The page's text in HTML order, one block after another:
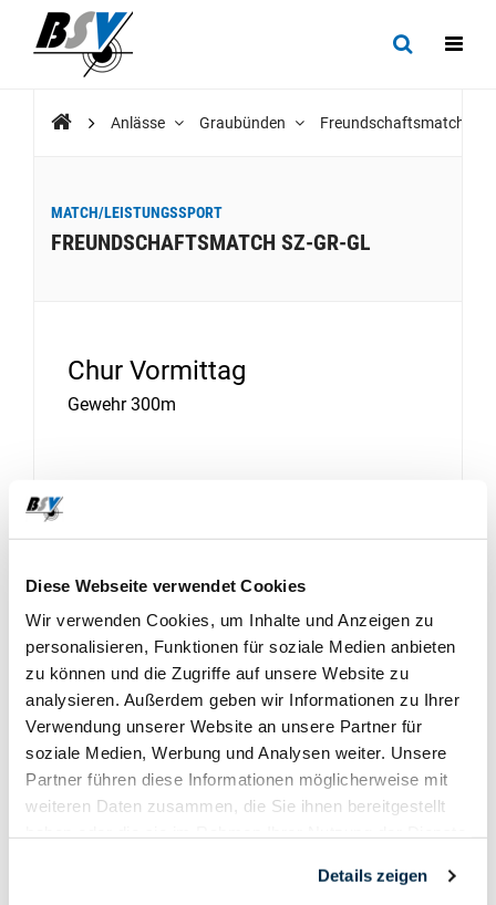
Diese Webseite verwendet Cookies
Wir verwenden Cookies, um Inhalte und Anzeigen zu
personalisieren, Funktionen für soziale Medien anbieten
zu können und die Zugriffe auf unsere Website zu
analysieren. Außerdem geben wir Informationen zu Ihrer
Verwendung unserer Website an unsere Partner für
soziale Medien, Werbung und Analysen weiter. Unsere
Partner führen diese Informationen möglicherweise mit
weiteren Daten zusammen, die Sie ihnen bereitgestellt
Details zeigen
Anlässe Graubünden Freundschaftsmatch SZ-
MATCH/LEISTUNGSSPORT
FREUNDSCHAFTSMATCH SZ-GR-GL
Chur Vormittag
Gewehr 300m
2023